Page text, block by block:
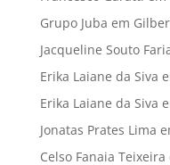
Grupo Juba em
Jacqueline Souto
Erika Laiane da Siva
Erika Laiane da Siva
Jonatas Prates Lima
Celso Fanaia Teixeira